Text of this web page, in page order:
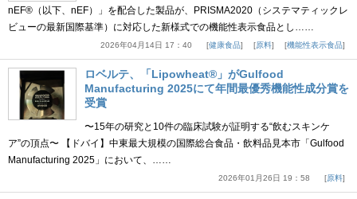
nEF®（以下、nEF）」を配合した製品が、PRISMA2020（システマティックレ
ビューの最新国際基準）に対応した新様式での機能性表示食品とし……
2026年04月14日 17：40 健康食品 原料 機能性表示食品
ロベルテ、「Lipowheat®」がGulfood
Manufacturing 2025にて年間最優秀機能性成分賞を
受賞
〜15年の研究と10件の臨床試験が証明する“飲むスキンケ
ア”の頂点〜 【ドバイ】中東最大規模の国際総合食品・飲料品見本市「Gulfood
Manufacturing 2025」において、……
2026年01月26日 19：58 原料